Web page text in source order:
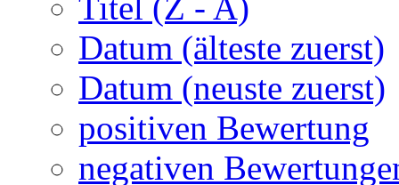
Datum (älteste zuerst)
Datum (neuste zuerst)
positiven Bewertung
negativen